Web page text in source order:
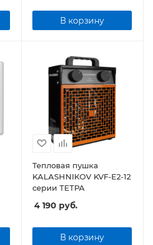
В корзину
Тепловая пушка
KALASHNIKOV KVF-E2-12
серии ТЕТРА
4 190 руб.
В корзину